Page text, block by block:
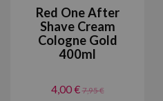
Red One After
Shave Cream
Cologne Gold
400ml
4,00 €7,95 €